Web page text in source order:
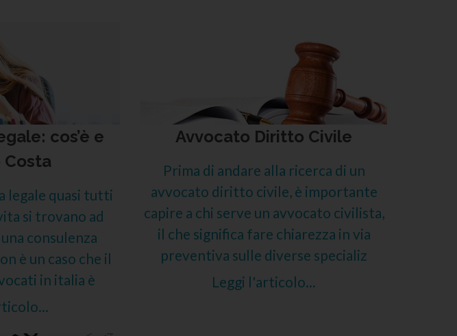
cos’è e
Costa
legale quasi tutti
si trovano ad
consulenza
è un caso che il
in italia è
Avvocato Diritto Civile
Prima di andare alla ricerca di un
avvocato diritto civile, è importante
capire a chi serve un avvocato civilista,
il che significa fare chiarezza in via
preventiva sulle diverse specializ
Leggi l'articolo...